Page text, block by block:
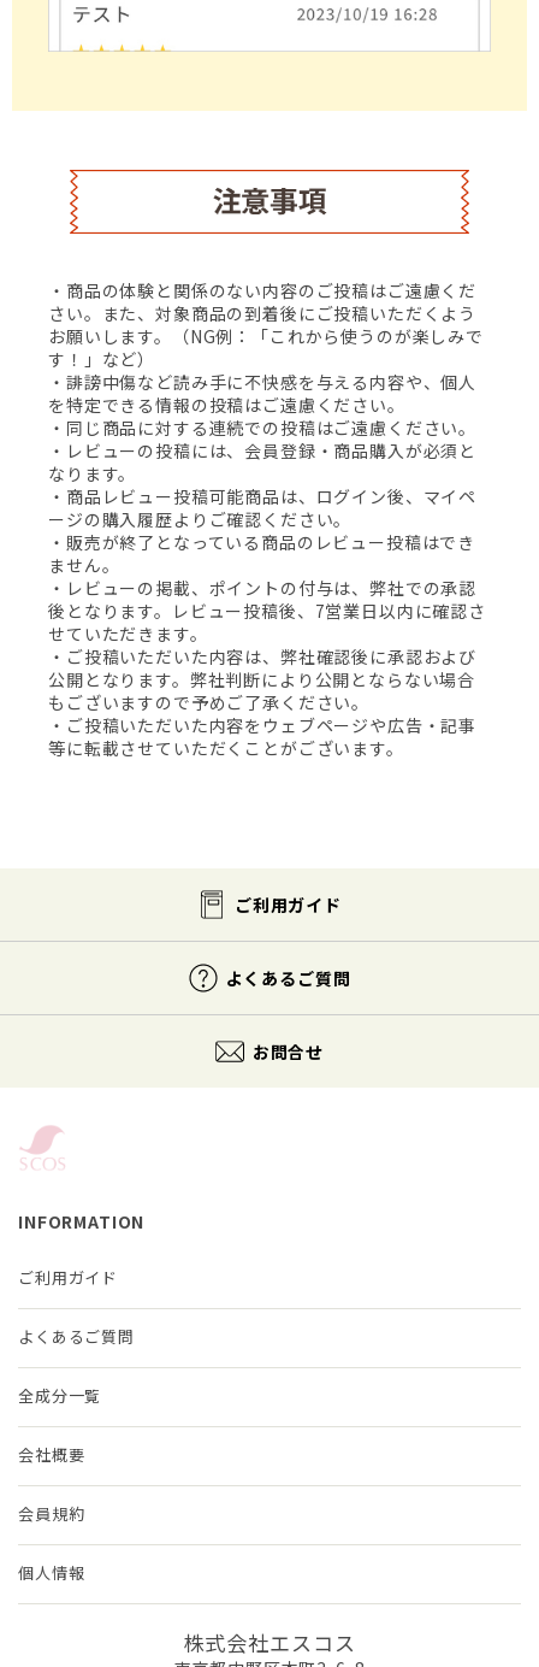
・商品の体験と関係のない内容のご投稿はご遠慮くだ
さい。また、対象商品の到着後にご投稿いただくよう
お願いします。（NG例：「これから使うのが楽しみで
す！」など）
・誹謗中傷など読み手に不快感を与える内容や、個人
を特定できる情報の投稿はご遠慮ください。
・同じ商品に対する連続での投稿はご遠慮ください。
・レビューの投稿には、会員登録・商品購入が必須と
なります。
・商品レビュー投稿可能商品は、ログイン後、 マイペ
ージの購入履歴よりご確認ください。
・販売が終了となっている商品のレビュー投稿はでき
ません。
・レビューの掲載、ポイントの付与は、弊社での承認
後となります。レビュー投稿後、7営業日以内に確認さ
せていただきます。
・ご投稿いただいた内容は、弊社確認後に承認および
公開となります。弊社判断により公開とならない場合
もございますので予めご了承ください。
・ご投稿いただいた内容をウェブページや広告・記事
等に転載させていただくことがございます。
ご利用ガイド
よくあるご質問
お問合せ
INFORMATION
ご利用ガイド
よくあるご質問
全成分一覧
会社概要
会員規約
個人情報
株式会社エスコス